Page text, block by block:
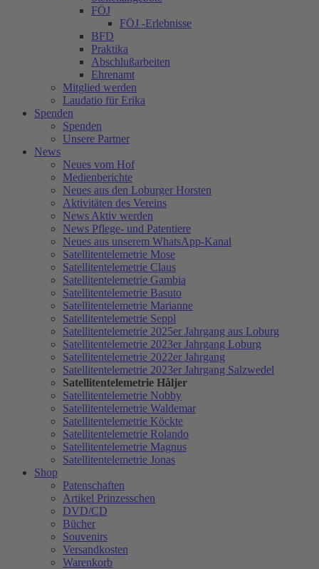
FÖJ
FÖJ -Erlebnisse
BFD
Praktika
Abschlußarbeiten
Ehrenamt
Mitglied werden
Laudatio für Erika
Spenden
Spenden
Unsere Partner
News
Neues vom Hof
Medienberichte
Neues aus den Loburger Horsten
Aktivitäten des Vereins
News Aktiv werden
News Pflege- und Patentiere
Neues aus unserem WhatsApp-Kanal
Satellitentelemetrie Mose
Satellitentelemetrie Claus
Satellitentelemetrie Gambia
Satellitentelemetrie Basuto
Satellitentelemetrie Marianne
Satellitentelemetrie Seppl
Satellitentelemetrie 2025er Jahrgang aus Loburg
Satellitentelemetrie 2023er Jahrgang Loburg
Satellitentelemetrie 2022er Jahrgang
Satellitentelemetrie 2023er Jahrgang Salzwedel
Satellitentelemetrie Håljer
Satellitentelemetrie Nobby
Satellitentelemetrie Waldemar
Satellitentelemetrie Köckte
Satellitentelemetrie Rolando
Satellitentelemetrie Magnus
Satellitentelemetrie Jonas
Shop
Patenschaften
Artikel Prinzesschen
DVD/CD
Bücher
Souvenirs
Versandkosten
Warenkorb